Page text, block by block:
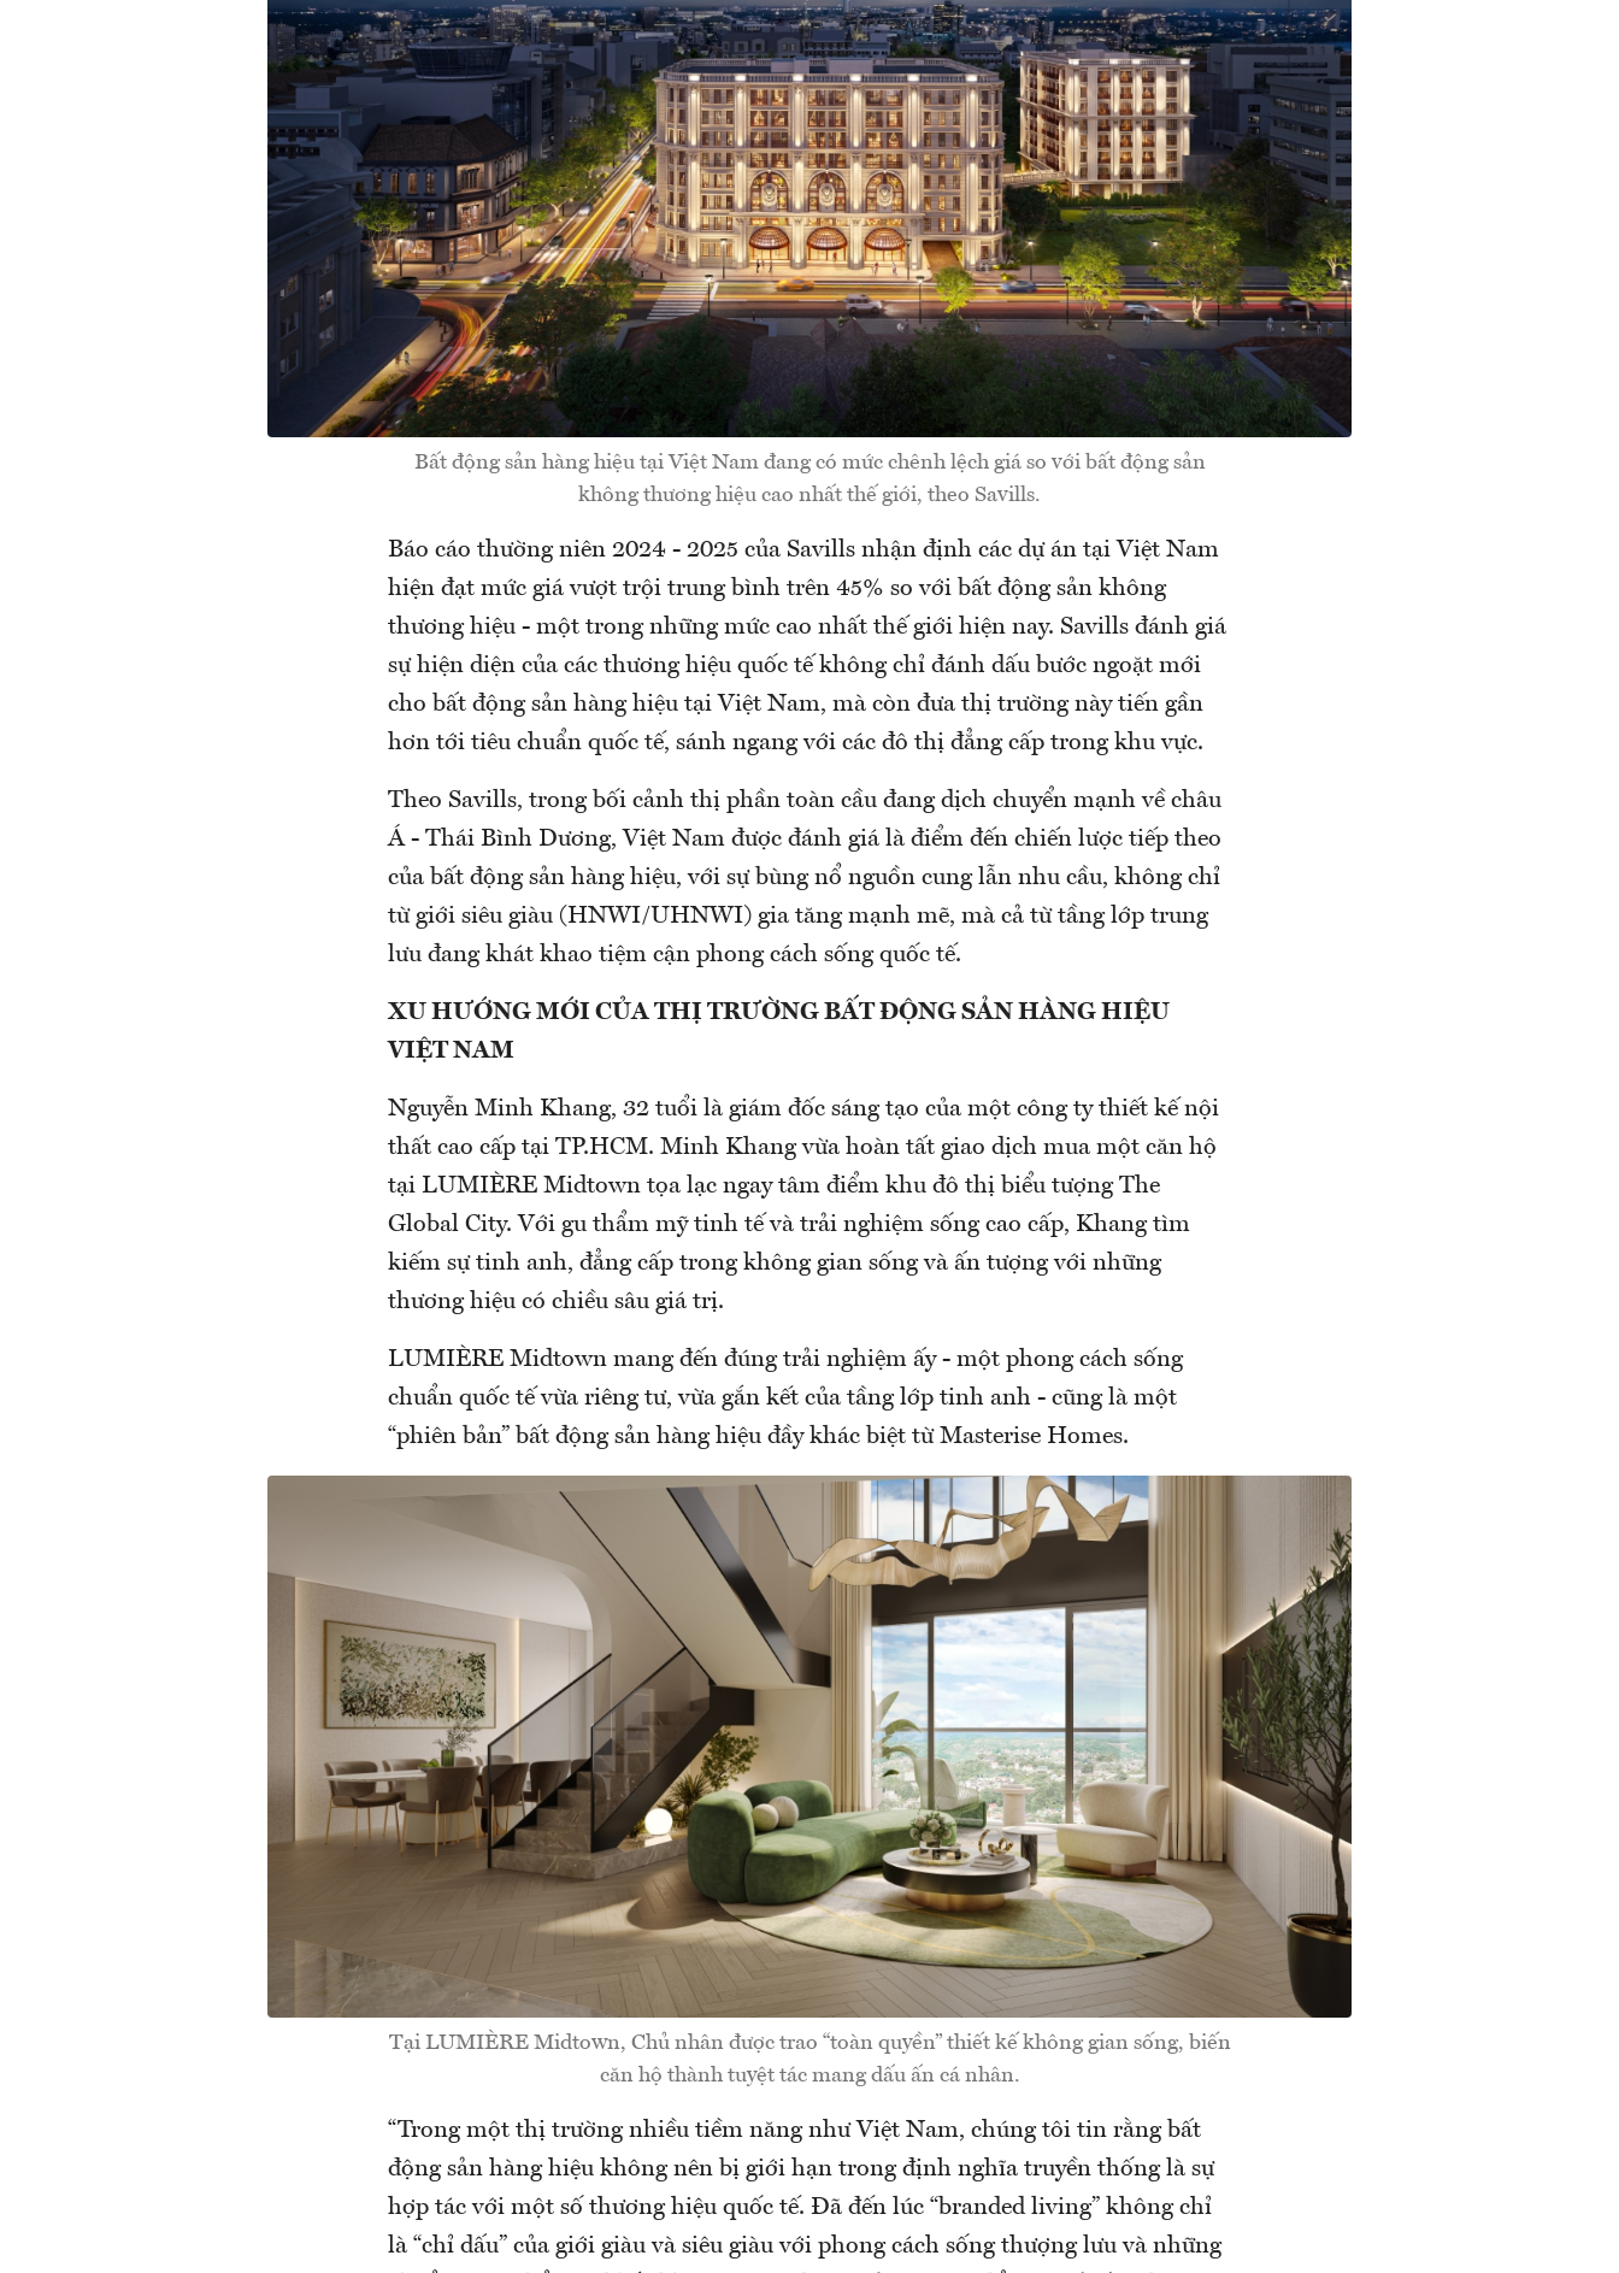
Bất động sản hàng hiệu tại Việt Nam đang có mức chênh lệch giá so với bất động sản
không thương hiệu cao nhất thế giới, theo Savills.
Báo cáo thường niên 2024 - 2025 của Savills nhận định các dự án tại Việt Nam
hiện đạt mức giá vượt trội trung bình trên 45% so với bất động sản không
thương hiệu - một trong những mức cao nhất thế giới hiện nay. Savills đánh giá
sự hiện diện của các thương hiệu quốc tế không chỉ đánh dấu bước ngoặt mới
cho bất động sản hàng hiệu tại Việt Nam, mà còn đưa thị trường này tiến gần
hơn tới tiêu chuẩn quốc tế, sánh ngang với các đô thị đẳng cấp trong khu vực.
Theo Savills, trong bối cảnh thị phần toàn cầu đang dịch chuyển mạnh về châu
Á - Thái Bình Dương, Việt Nam được đánh giá là điểm đến chiến lược tiếp theo
của bất động sản hàng hiệu, với sự bùng nổ nguồn cung lẫn nhu cầu, không chỉ
từ giới siêu giàu (HNWI/UHNWI) gia tăng mạnh mẽ, mà cả từ tầng lớp trung
lưu đang khát khao tiệm cận phong cách sống quốc tế.
XU HƯỚNG MỚI CỦA THỊ TRƯỜNG BẤT ĐỘNG SẢN HÀNG HIỆU
VIỆT NAM
Nguyễn Minh Khang, 32 tuổi là giám đốc sáng tạo của một công ty thiết kế nội
thất cao cấp tại TP.HCM. Minh Khang vừa hoàn tất giao dịch mua một căn hộ
tại LUMIÈRE Midtown tọa lạc ngay tâm điểm khu đô thị biểu tượng The
Global City. Với gu thẩm mỹ tinh tế và trải nghiệm sống cao cấp, Khang tìm
kiếm sự tinh anh, đẳng cấp trong không gian sống và ấn tượng với những
thương hiệu có chiều sâu giá trị.
LUMIÈRE Midtown mang đến đúng trải nghiệm ấy - một phong cách sống
chuẩn quốc tế vừa riêng tư, vừa gắn kết của tầng lớp tinh anh - cũng là một
“phiên bản” bất động sản hàng hiệu đầy khác biệt từ Masterise Homes.
Tại LUMIÈRE Midtown, Chủ nhân được trao “toàn quyền” thiết kế không gian sống, biến
căn hộ thành tuyệt tác mang dấu ấn cá nhân.
“Trong một thị trường nhiều tiềm năng như Việt Nam, chúng tôi tin rằng bất
động sản hàng hiệu không nên bị giới hạn trong định nghĩa truyền thống là sự
hợp tác với một số thương hiệu quốc tế. Đã đến lúc “branded living” không chỉ
là “chỉ dấu” của giới giàu và siêu giàu với phong cách sống thượng lưu và những